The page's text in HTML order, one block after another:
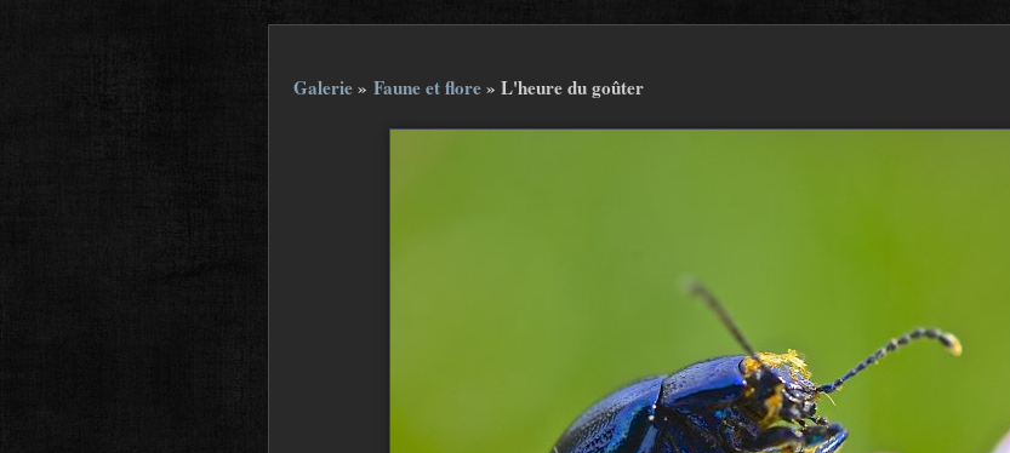
Galerie» Faune et flore» L'heure du goûter